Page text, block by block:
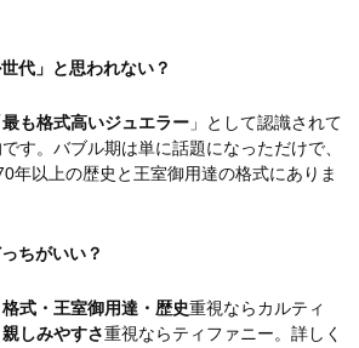
代」と思われない？
最も格式高いジュエラー 」として認識されて
す。バブル期は単に話題になっただけで、
年以上の歴史と王室御用達の格式にありま
ちがいい？
格式・王室御用達・歴史重視ならカルティ
しみやすさ重視ならティファニー。詳しく